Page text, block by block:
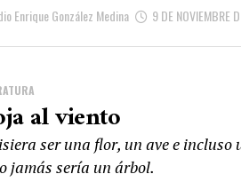
Enrique González Medina 9 DE NOVIEMBRE
al viento
ser una flor, un ave e incluso
jamás sería un árbol.